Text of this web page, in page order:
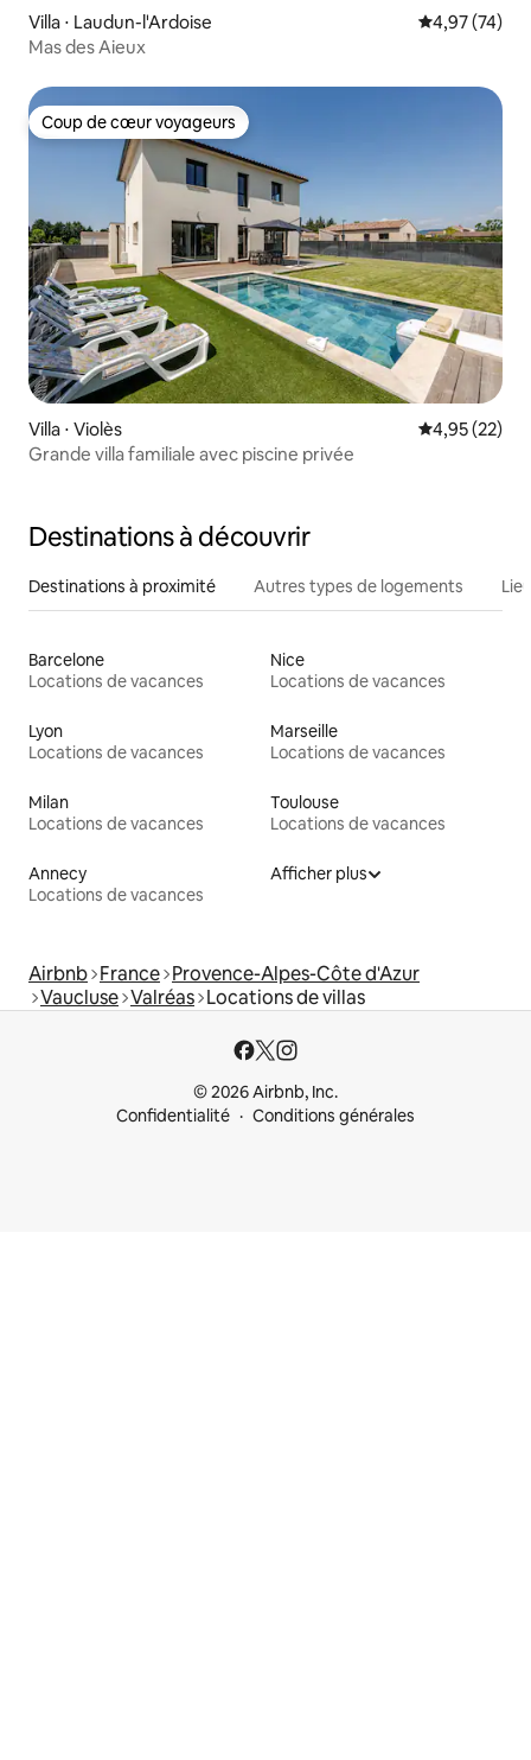
Villa ⋅ Laudun-l'Ardoise Évaluation
4,97 (74)
Mas des Aieux
Coup de cœur voyageurs
Coup de cœur voyageurs
Villa ⋅ Violès Évaluation
4,95 (22)
Grande villa familiale avec piscine privée
Destinations à découvrir
Destinations à proximité Autres types de logements
Barcelone
Locations de vacances
Nice
Locations de vacances
Lyon
Locations de vacances
Marseille
Locations de vacances
Milan
Locations de vacances
Toulouse
Locations de vacances
Annecy
Locations de vacances
Afficher plus
Airbnb France Provence-Alpes-Côte d'Azur
Vaucluse Valréas Locations de villas
© 2026 Airbnb, Inc.
Confidentialité
Conditions générales